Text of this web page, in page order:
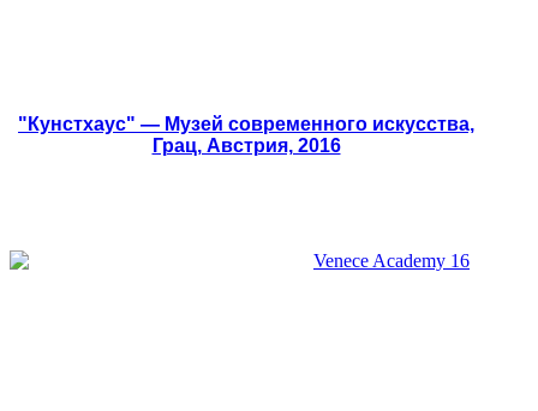
"Кунстхаус" — Музей современного искусства,
Грац, Австрия, 2016